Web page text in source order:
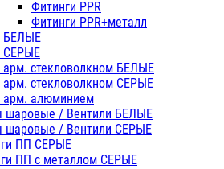
Фитинги PPR
Фитинги PPR+металл
БЕЛЫЕ
СЕРЫЕ
арм. стекловолкном БЕЛЫЕ
арм. стекловолкном СЕРЫЕ
арм. алюминием
шаровые / Вентили БЕЛЫЕ
шаровые / Вентили СЕРЫЕ
ПП СЕРЫЕ
ПП с металлом СЕРЫЕ